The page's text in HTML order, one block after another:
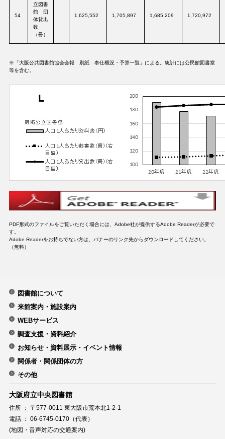
54
立図書
館 団
体貸出
数
（冊）
1,625,552 1,705,897 1,685,209 1,720,972
※「大阪公共図書館協会会報 別紙 奉仕概況・予算一覧」による。統計には公民館図書室
等を含む。
PDF形式のファイルをご覧いただく場合には、Adobe社が提供するAdobe Readerが必要で
す。
Adobe Readerをお持ちでない方は、バナーのリンク先からダウンロードしてください。
（無料）
図書館について
来館案内・施設案内
WEBサービス
調査支援・資料紹介
お知らせ・資料展示・イベント情報
関係者・関係団体の方
その他
大阪府立中央図書館
住所 ： 〒577-0011 東大阪市荒本北1-2-1
電話 ： 06-6745-0170（代表）
(地図・音声対応の交通案内)